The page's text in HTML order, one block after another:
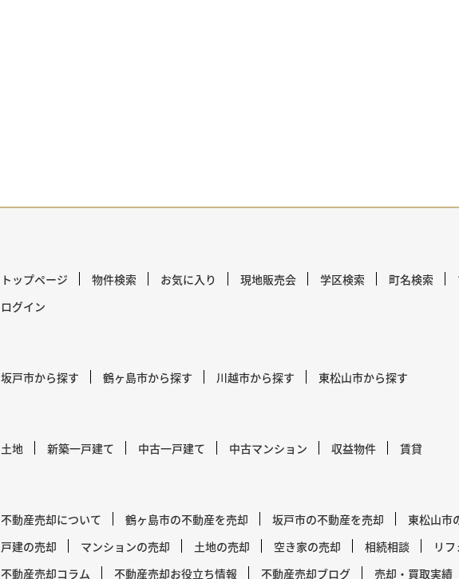
トップページ 物件検索 お気に入り 現地販売会 学区検索 町名検索
ログイン
坂戸市から探す 鶴ヶ島市から探す 川越市から探す 東松山市から探す
土地 新築一戸建て 中古一戸建て 中古マンション 収益物件 賃貸
不動産売却について 鶴ヶ島市の不動産を売却 坂戸市の不動産を売却
東松山市
戸建の売却
マンションの売却 土地の売却 空き家の売却 相続相談
リ
不動産売却コラム
不動産売却お役立ち情報 不動産売却ブログ 売却・買取実績